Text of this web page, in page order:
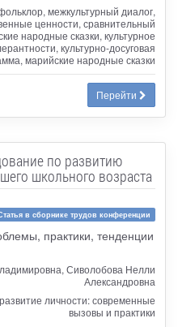
межкультурный диалог,
ценности, сравнительный
народные сказки, культурное
культурно-досуговая
марийские народные сказки
Перейти
по развитию
школьного возраста
в сборнике трудов конференции
практики, тенденции
Сиволобова Нелли
Александровна
личности: современные
вызовы и практики